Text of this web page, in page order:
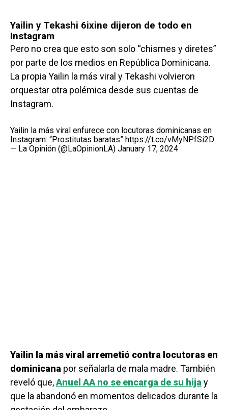
Yailin y Tekashi 6ixine dijeron de todo en
Instagram
Pero no crea que esto son solo “chismes y diretes”
por parte de los medios en República Dominicana.
La propia Yailin la más viral y Tekashi volvieron
orquestar otra polémica desde sus cuentas de
Instagram.
Yailin la más viral enfurece con locutoras dominicanas en
Instagram: “Prostitutas baratas” https://t.co/vMyNPfSi2D
— La Opinión (@LaOpinionLA) January 17, 2024
Yailin la más viral arremetió contra locutoras en
dominicana por señalarla de mala madre. También
reveló que,Anuel AA no se encarga de su hija y
que la abandonó en momentos delicados durante la